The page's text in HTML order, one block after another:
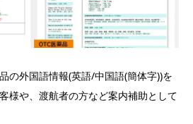
の外国語情報(英語/中国語(簡体字))を
様や、渡航者の方など案内補助として